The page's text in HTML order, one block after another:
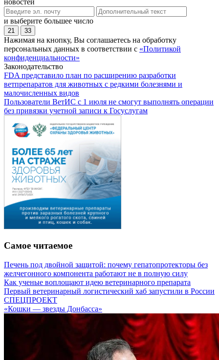
и выберите большее число
21 33
Нажимая на кнопку, Вы соглашаетесь на обработку
персональных данных в соответствии с «Политикой
конфиденциальности»
Законодательство
FDA представило план по расширению разработки
ветпрепаратов для животных с редкими болезнями и
малочисленных видов
Пользователи ВетИС с 1 июля не смогут выполнять операции
без привязки учетной записи к Госуслугам
Самое читаемое
Печень под двойной защитой: почему гепатопротекторы без
желчегонного компонента работают не в полную силу
Как ученые воплощают идею ветеринарного препарата
Первый ветеринарный логистический хаб запустили в России
СПЕЦПРОЕКТ
«Кошки — звезды Донбасса»